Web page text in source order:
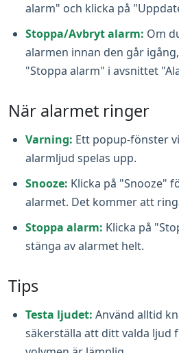
alarm" och klicka på
Stoppa/Avbryt alarm: Om
alarmen innan den går
"Stoppa alarm" i avsnittet
När alarmet ringer
Varning: Ett popup-fönster
alarmljud spelas upp.
Snooze: Klicka på "Snooze"
alarmet. Det kommer att
Stoppa alarm: Klicka på
stänga av alarmet helt.
Tips
Testa ljudet: Använd alltid
säkerställa att ditt valda ljud